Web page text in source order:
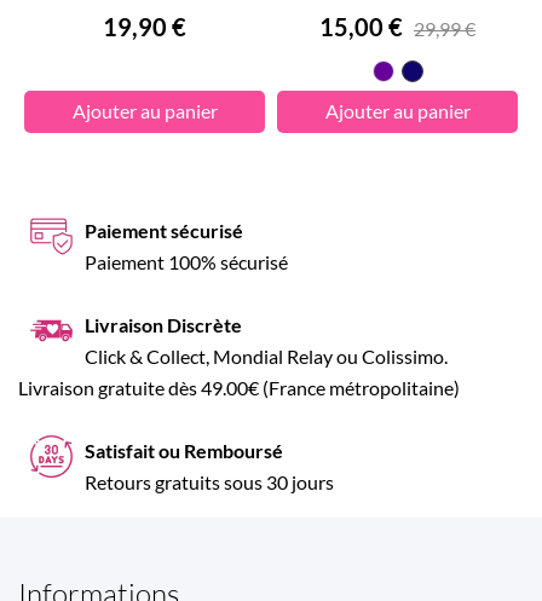
Prix
19,90 €
Ajouter au panier
Prix
15,00 € 29,99 €
Violet
Bleu
Foncé
Ajouter au panier
Paiement sécurisé
Paiement 100% sécurisé
Livraison Discrète
Click & Collect, Mondial Relay ou Colissimo.
Livraison gratuite dès 49.00€ (France métropolitaine)
Satisfait ou Remboursé
Retours gratuits sous 30 jours
Informations